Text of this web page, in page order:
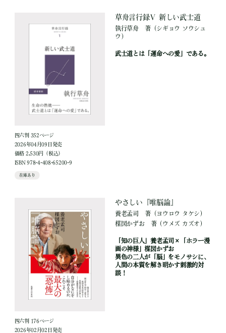
四六判 352ページ
2026年04月09日発売
価格 2,530円（税込）
ISBN 978-4-408-65200-9
在庫あり
草舟言行録Ⅴ 新しい武士道
執行草舟 著（シギョウ ソウシュ
ウ）
武士道とは「運命への愛」である。
四六判 176ページ
2026年02月02日発売
やさしい『唯脳論』
養老孟司 著（ヨウロウ タケシ）
楳図かずお
著（ウメズ カズオ）
「知の巨人」養老孟司×「ホラー漫
画の神様」楳図かずお
異色の二人が「脳」をモノサシに、
人間の本質を解き明かす刺激的対
談！